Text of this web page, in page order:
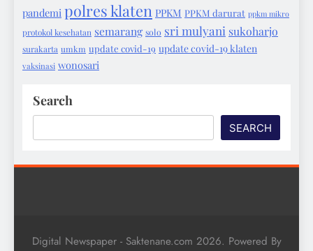
pandemi polres klaten PPKM PPKM darurat ppkm mikro
protokol kesehatan semarang solo sri mulyani sukoharjo
surakarta umkm update covid-19 update covid-19 klaten
vaksinasi wonosari
Search
SEARCH
Digital Newspaper - Saktenane.com 2026. Powered By